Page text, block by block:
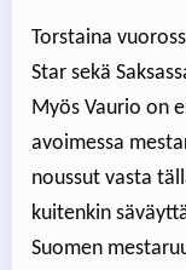
Torstaina
Star sekä
Myös Vaurio on
avoimessa
noussut vasta
kuitenkin
Suomen